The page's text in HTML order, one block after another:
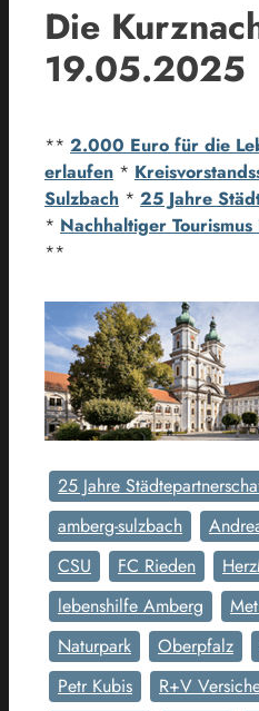
Die
19.05.2025
** 2.000 Euro für die
erlaufen *
Sulzbach * 25 Jahre
* Nachhaltiger
**
25 Jahre
amberg-sulzbach
CSU
FC Rieden
lebenshilfe Amberg
Naturpark
Oberpfalz
Petr Kubis
R+V